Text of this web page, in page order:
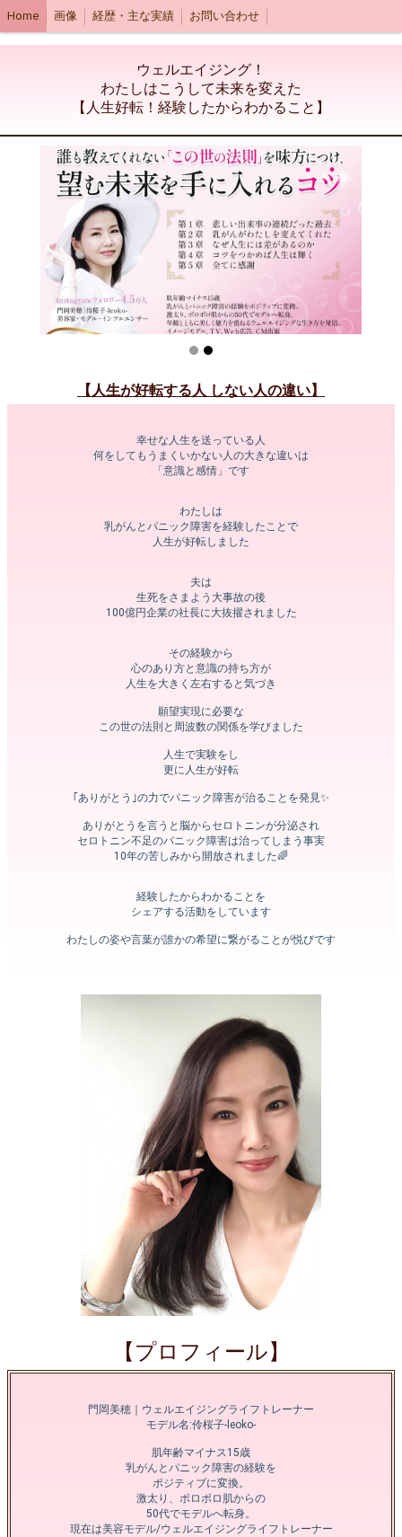
Home 画像 経歴・主な実績 お問い合わせ
ウェルエイジング！
わたしはこうして未来を変えた
【人生好転！経験したからわかること】
【人生が好転する人 しない人の違い】
幸せな人生を送っている人
何をしてもうまくいかない人の大きな違いは
「意識と感情」です
わたしは
乳がんとパニック障害を経験したことで
人生が好転しました
夫は
生死をさまよう大事故の後
100億円企業の社長に大抜擢されました
その経験から
心のあり方と意識の持ち方が
人生を大きく左右すると気づき
願望実現に必要な
この世の法則と周波数の関係を学びました
人生で実験をし
更に人生が好転
｢ありがとう｣の力でパニック障害が治ることを発見✨️
ありがとうを言うと脳からセロトニンが分泌され
セロトニン不足のパニック障害は治ってしまう事実
10年の苦しみから開放されました🌈
経験したからわかることを
シェアする活動をしています
わたしの姿や言葉が誰かの希望に繋がることが悦びです
【プロフィール】
門岡美穂｜ウェルエイジングライフトレーナー
モデル名:伶桜子-leoko-
肌年齢マイナス15歳
乳がんとパニック障害の経験を
ポジティブに変換。
激太り、ボロボロ肌からの
50代でモデルへ転身。
現在は美容モデル/ウェルエイジングライフトレーナー